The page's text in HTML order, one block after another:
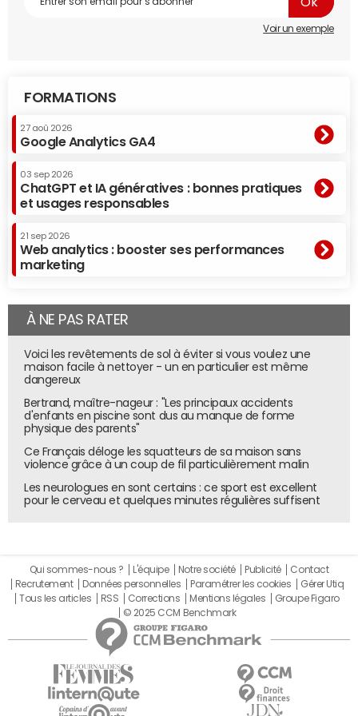
cœur du Sentier, à Paris(voir le diaporama
En plein cœur
, du 06/06/14).
Voir un exemple
FORMATIONS
27 aoû 2026
Google Analytics GA4
03 sep 2026
ChatGPT et IA génératives : bonnes pratiques
et usages responsables
21 sep 2026
Web analytics : booster ses performances
marketing
À NE PAS RATER
Voici les revêtements de sol à éviter si vous voulez une
maison facile à nettoyer - un en particulier est même
dangereux
Bertrand, maître-nageur : "Les principaux accidents
d'enfants en piscine sont dus au manque de forme
physique des parents"
Ce Français déloge les squatteurs de sa maison sans
violence grâce à un coup de fil particulièrement malin
Les neurologues en sont certains : ce sport est excellent
pour le cerveau et quelques minutes régulières suffisent
Qui sommes-nous ? L'équipe Notre société Publicité
Contact
Recrutement
Données personnelles Paramétrer les cookies
Gérer Utiq
Tous les articles
RSS Corrections Mentions légales
Groupe Figaro
© 2025 CCM Benchmark